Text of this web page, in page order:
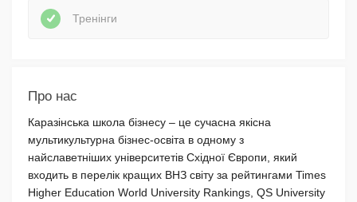
Тренінги
Про нас
Каразінська школа бізнесу – це сучасна якісна
мультикультурна бізнес-освіта в одному з
найславетніших університетів Східної Європи, який
входить в перелік кращих ВНЗ світу за рейтингами Times
Higher Education World University Rankings, QS University